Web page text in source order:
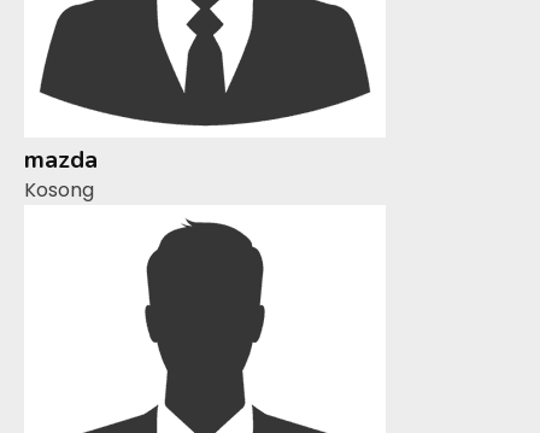
mazda
Kosong